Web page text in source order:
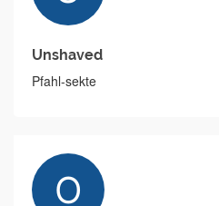
Unshaved
Pfahl-sekte